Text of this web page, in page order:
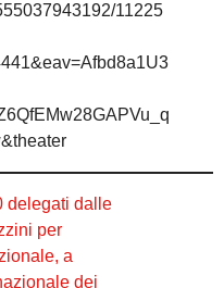
11225
delegati dalle
per
a
dei